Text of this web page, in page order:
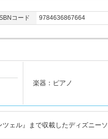
コード
9784636867664
楽器：ピアノ
ェル』まで収載したディズニー